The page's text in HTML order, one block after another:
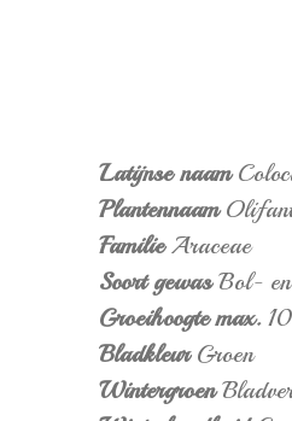
Latijnse naam
Plantennaam
FamilieAraceae
Soort gewasBol- en
Groeihoogte max.
Bladkleur Groen
Wintergroen